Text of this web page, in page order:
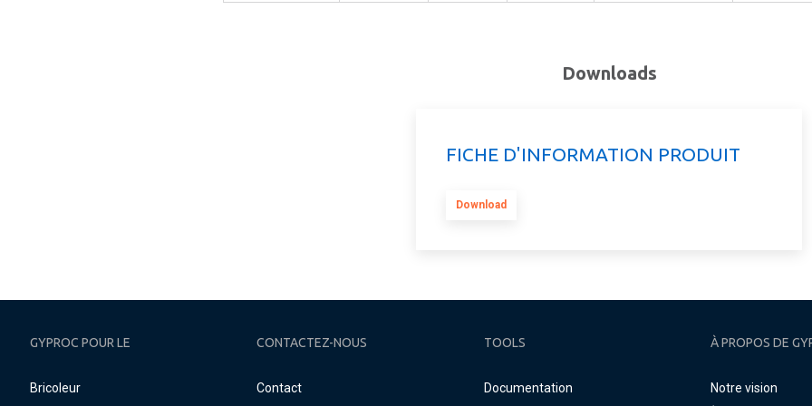
Downloads
FICHE D'INFORMATION PRODUIT
Download
GYPROC POUR LE
Bricoleur
CONTACTEZ-NOUS
Contact
TOOLS
Documentation
À PROPOS DE
Notre vision